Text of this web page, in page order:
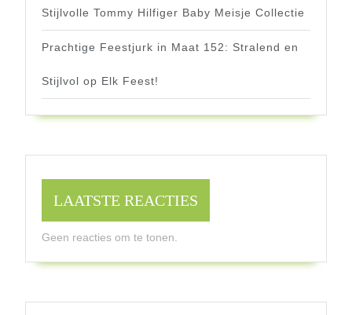
Stijlvolle Tommy Hilfiger Baby Meisje Collectie
Prachtige Feestjurk in Maat 152: Stralend en
Stijlvol op Elk Feest!
LAATSTE REACTIES
Geen reacties om te tonen.